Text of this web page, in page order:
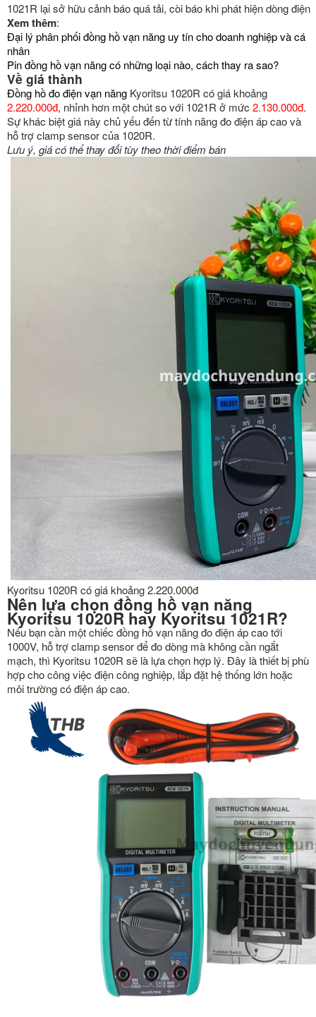
1021R lại sở hữu cảnh báo quá tải, còi báo khi phát hiện dòng điện
Xem thêm:
Đại lý phân phối đồng hồ vạn năng uy tín cho doanh nghiệp và cá
nhân
Pin đồng hồ vạn năng có những loại nào, cách thay ra sao?
Về giá thành
Đồng hồ đo điện vạn năng Kyoritsu 1020R có giá khoảng
2.220.000đ, nhỉnh hơn một chút so với 1021R ở mức 2.130.000đ.
Sự khác biệt giá này chủ yếu đến từ tính năng đo điện áp cao và
hỗ trợ clamp sensor của 1020R.
Lưu ý, giá có thể thay đổi tùy theo thời điểm bán
Kyoritsu 1020R có giá khoảng 2.220.000đ
Nên lựa chọn đồng hồ vạn năng
Kyoritsu 1020R hay Kyoritsu 1021R?
Nếu bạn cần một chiếc đồng hồ vạn năng đo điện áp cao tới
1000V, hỗ trợ clamp sensor để đo dòng mà không cần ngắt
mạch, thì Kyoritsu 1020R sẽ là lựa chọn hợp lý. Đây là thiết bị phù
hợp cho công việc điện công nghiệp, lắp đặt hệ thống lớn hoặc
môi trường có điện áp cao.